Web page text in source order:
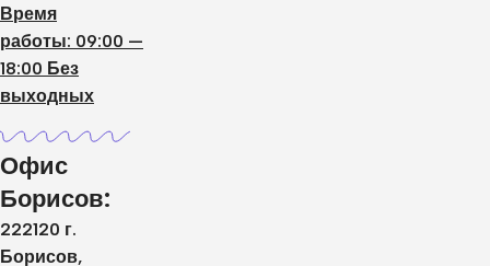
Время
работы: 09:00 —
18:00 Без
выходных
Офис
Борисов:
222120 г.
Борисов,